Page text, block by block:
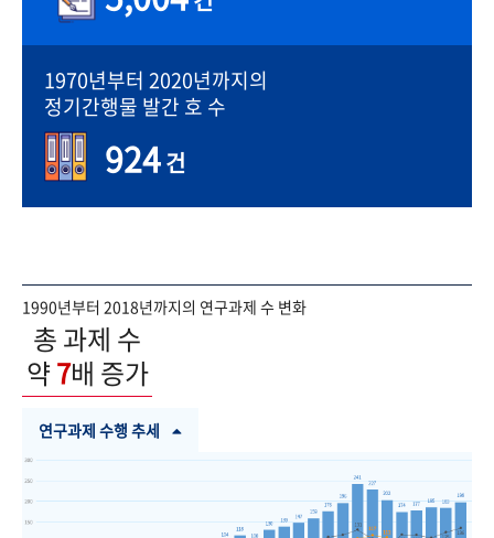
1970년부터 2020년까지의
정기간행물 발간 호 수
924건
1990년부터 2018년까지의 연구과제 수 변화
총 과제 수
약7배 증가
연구과제 수행 추세